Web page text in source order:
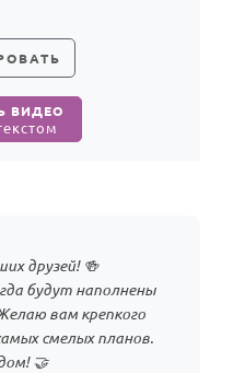
ВИДЕО
друзей! 🍻
будут наполнены
вам крепкого
смелых планов.
🤝